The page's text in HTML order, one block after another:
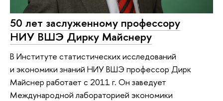
50 лет заслуженному профессору
НИУ ВШЭ Дирку Майснеру
В Институте статистических исследований
и экономики знаний НИУ ВШЭ профессор Дирк
Майснер работает с 2011 г. Он заведует
Международной лабораторией экономики